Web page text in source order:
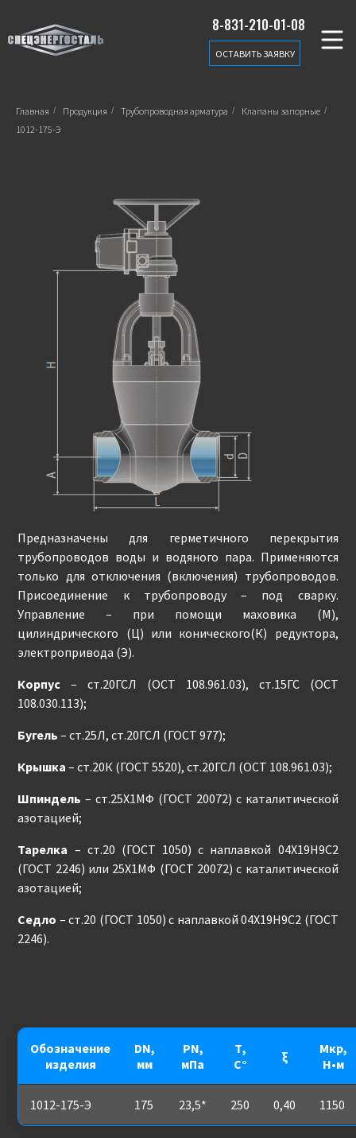
8-831-210-01-08
ОСТАВИТЬ ЗАЯВКУ
Главная / Продукция / Трубопроводная арматура / Клапаны запорные /
1012-175-Э
Предназначены для герметичного перекрытия
трубопроводов воды и водяного пара. Применяются
только для отключения (включения) трубопроводов.
Присоединение к трубопроводу – под сварку.
Управление – при помощи маховика (М),
цилиндрического (Ц) или конического(К) редуктора,
электропривода (Э).
Корпус – ст.20ГСЛ (ОСТ 108.961.03), ст.15ГС (ОСТ
108.030.113);
Бугель – ст.25Л, ст.20ГСЛ (ГОСТ 977);
Крышка – ст.20К (ГОСТ 5520), ст.20ГСЛ (ОСТ 108.961.03);
Шпиндель – ст.25Х1МФ (ГОСТ 20072) с каталитической
азотацией;
Тарелка – ст.20 (ГОСТ 1050) с наплавкой 04Х19Н9С2
(ГОСТ 2246) или 25Х1МФ (ГОСТ 20072) с каталитической
азотацией;
Седло – ст.20 (ГОСТ 1050) с наплавкой 04Х19Н9С2 (ГОСТ
2246).
Обозначение
изделия
DN,
мм
PN,
мПа
Т,
С°
ξ
Мкр,
Н•м
1012-175-Э 175 23,5* 250 0,40 1150